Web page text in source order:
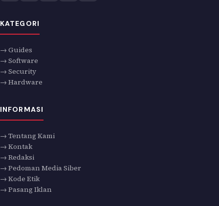
KATEGORI
→ Guides
→ Software
→ Security
→ Hardware
INFORMASI
→ Tentang Kami
→ Kontak
→ Redaksi
→ Pedoman Media Siber
→ Kode Etik
→ Pasang Iklan